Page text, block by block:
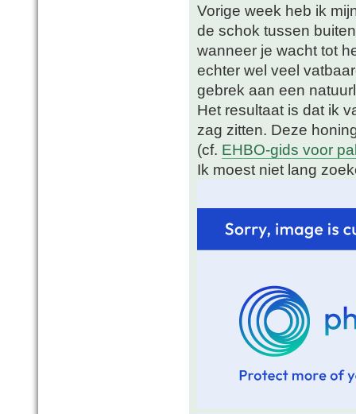
Vorige week heb ik
de schok tussen
wanneer je wacht tot
echter wel veel
gebrek aan een
Het resultaat is dat ik
zag zitten. Deze
(cf. EHBO-gids voor
Ik moest niet lang